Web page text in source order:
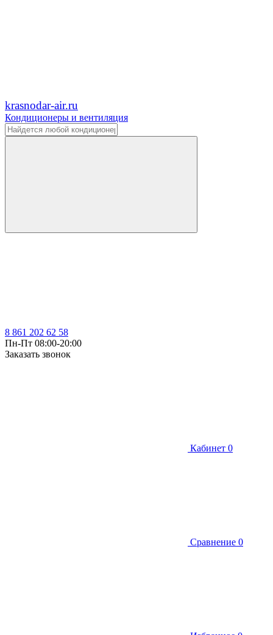
krasnodar-air.ru
Кондиционеры и вентиляция
8 861 202 62 58
Пн-Пт 08:00-20:00
Заказать звонок
Кабинет 0
Сравнение 0